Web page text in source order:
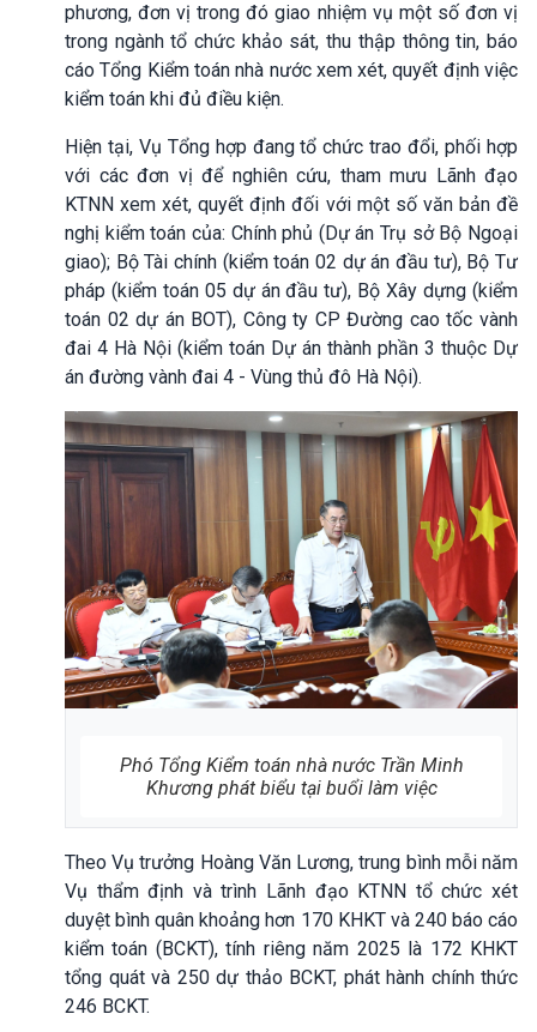
phương, đơn vị trong đó giao nhiệm vụ một số đơn vị
trong ngành tổ chức khảo sát, thu thập thông tin, báo
cáo Tổng Kiểm toán nhà nước xem xét, quyết định việc
kiểm toán khi đủ điều kiện.
Hiện tại, Vụ Tổng hợp đang tổ chức trao đổi, phối hợp
với các đơn vị để nghiên cứu, tham mưu Lãnh đạo
KTNN xem xét, quyết định đối với một số văn bản đề
nghị kiểm toán của: Chính phủ (Dự án Trụ sở Bộ Ngoại
giao); Bộ Tài chính (kiểm toán 02 dự án đầu tư), Bộ Tư
pháp (kiểm toán 05 dự án đầu tư), Bộ Xây dựng (kiểm
toán 02 dự án BOT), Công ty CP Đường cao tốc vành
đai 4 Hà Nội (kiểm toán Dự án thành phần 3 thuộc Dự
án đường vành đai 4 - Vùng thủ đô Hà Nội).
Phó Tổng Kiểm toán nhà nước Trần Minh
Khương phát biểu tại buổi làm việc
Theo Vụ trưởng Hoàng Văn Lương, trung bình mỗi năm
Vụ thẩm định và trình Lãnh đạo KTNN tổ chức xét
duyệt bình quân khoảng hơn 170 KHKT và 240 báo cáo
kiểm toán (BCKT), tính riêng năm 2025 là 172 KHKT
tổng quát và 250 dự thảo BCKT, phát hành chính thức
246 BCKT.